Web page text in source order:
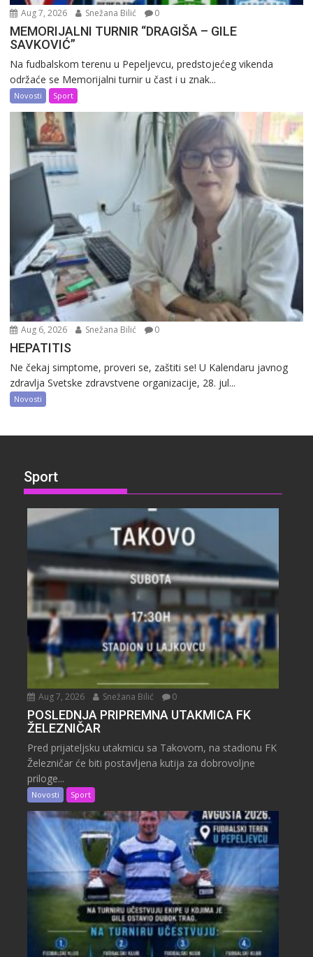
Aug 7, 2026 Snežana Bilić 0
MEMORIJALNI TURNIR “DRAGIŠA – GILE
SAVKOVIĆ”
Na fudbalskom terenu u Pepeljevcu, predstojećeg vikenda
održaće se Memorijalni turnir u čast i u znak...
Novosti Sport
Aug 6, 2026 Snežana Bilić 0
HEPATITIS
Ne čekaj simptome, proveri se, zaštiti se! U Kalendaru javnog
zdravlja Svetske zdravstvene organizacije, 28. jul...
Novosti
Sport
Aug 7, 2026 Snežana Bilić 0
POSLEDNJA PRIPREMNA UTAKMICA FK
ŽELEZNIČAR
Pred prijateljsku utakmicu sa Takovom, na stadionu FK
Železničar će biti postavljena kutija za dobrovoljne
priloge...
Novosti Sport